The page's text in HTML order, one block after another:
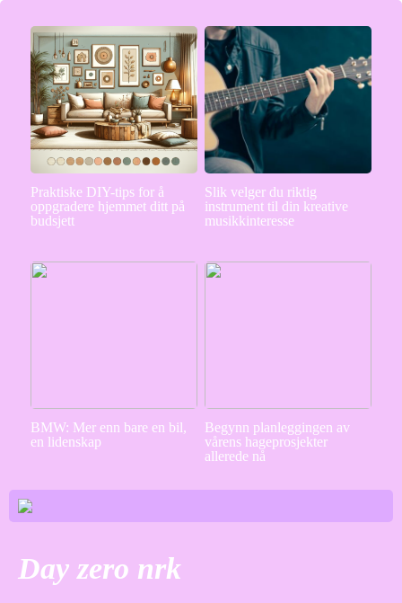
Praktiske DIY-tips for å
oppgradere hjemmet ditt på
budsjett
Slik velger du riktig
instrument til din kreative
musikkinteresse
BMW: Mer enn bare en bil,
en lidenskap
Begynn planleggingen av
vårens hageprosjekter
allerede nå
Day zero nrk